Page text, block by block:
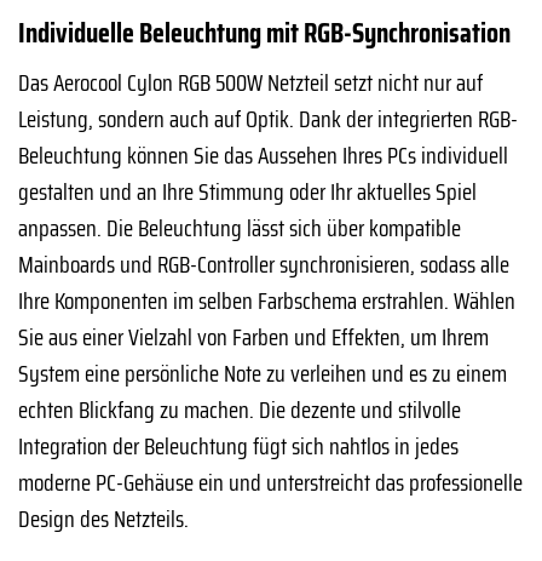
Individuelle Beleuchtung mit RGB-Synchronisation
Das Aerocool Cylon RGB 500W Netzteil setzt nicht nur auf
Leistung, sondern auch auf Optik. Dank der integrierten RGB-
Beleuchtung können Sie das Aussehen Ihres PCs individuell
gestalten und an Ihre Stimmung oder Ihr aktuelles Spiel
anpassen. Die Beleuchtung lässt sich über kompatible
Mainboards und RGB-Controller synchronisieren, sodass alle
Ihre Komponenten im selben Farbschema erstrahlen. Wählen
Sie aus einer Vielzahl von Farben und Effekten, um Ihrem
System eine persönliche Note zu verleihen und es zu einem
echten Blickfang zu machen. Die dezente und stilvolle
Integration der Beleuchtung fügt sich nahtlos in jedes
moderne PC-Gehäuse ein und unterstreicht das professionelle
Design des Netzteils.